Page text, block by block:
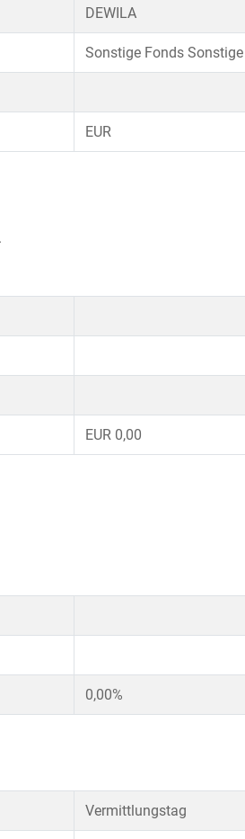
DEWILA
Sonstige Fonds Sonstige
EUR
EUR 0,00
0,00%
Vermittlungstag